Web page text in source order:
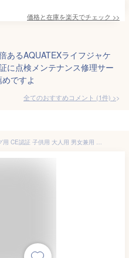
価格と在庫を楽天でチェック >>
あるAQUATEXライフジャケ
に点検メンテナンス修理サー
ですよ
全てのおすすめコメント (1件) >
ライフジャケット シュノーケリング用 CE認証 子供用 大人用 男女兼用 救命胴衣 水泳補助ベスト フローティングベスト 強い浮力 救命具 災害対策用 防災 緊急用 釣り サーフィン 漂流 カヤック 海上作業 安全ストルドル 船釣り シュノーケリング 水泳 バックル脱着タイプ